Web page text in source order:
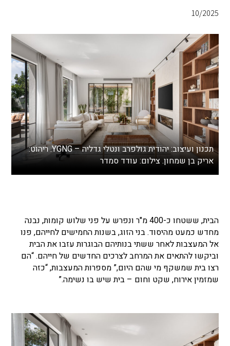
10/2025
תכנון ועיצוב: יהודית גולפרב ונטלי גדליה – YGNG. ריהוט:
אריק בן שמחון. צילום: עודד סמדר
הבית, ששטחו כ-400 מ"ר ונפרש על פני שלוש קומות, נבנה
מחדש כמעט מהיסוד. בני הזוג, בשנות החמישים לחייהם, פנו
אל המעצבות לאחר ששתי בנותיהם הבוגרות עזבו את הבית
וביקשו להתאים את המרחב לצרכים החדשים של חייהם. “הם
רצו בית שמשקף מי שהם היום,” מספרות המעצבות, “כזה
שמזמין אירוח, שקט וחום –בית שיש בו נשימה.”